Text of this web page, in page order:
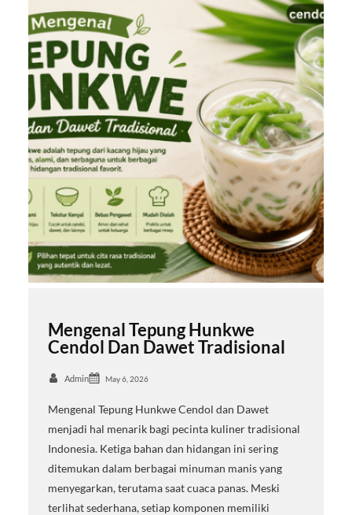
Mengenal Tepung Hunkwe
Cendol Dan Dawet Tradisional
Admin May 6, 2026
Mengenal Tepung Hunkwe Cendol dan Dawet
menjadi hal menarik bagi pecinta kuliner tradisional
Indonesia. Ketiga bahan dan hidangan ini sering
ditemukan dalam berbagai minuman manis yang
menyegarkan, terutama saat cuaca panas. Meski
terlihat sederhana, setiap komponen memiliki